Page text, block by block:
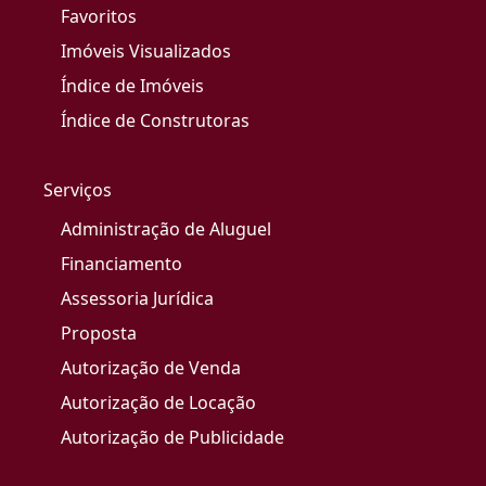
Favoritos
Imóveis Visualizados
Índice de Imóveis
Índice de Construtoras
Serviços
Administração de Aluguel
Financiamento
Assessoria Jurídica
Proposta
Autorização de Venda
Autorização de Locação
Autorização de Publicidade